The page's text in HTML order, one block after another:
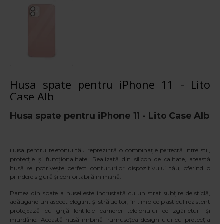
Husa spate pentru iPhone 11 - Lito
Case Alb
Husa spate pentru iPhone 11 - Lito Case Alb
Husa pentru telefonul tău reprezintă o combinație perfectă între stil,
protecție și funcționalitate. Realizată din silicon de calitate, această
husă se potrivește perfect contururilor dispozitivului tău, oferind o
prindere sigură și confortabilă în mână.
Partea din spate a husei este încrustată cu un strat subțire de sticlă,
adăugând un aspect elegant și strălucitor, în timp ce plasticul rezistent
protejează cu grijă lentilele camerei telefonului de zgârieturi și
murdărie. Această husă îmbină frumusețea design-ului cu protecția